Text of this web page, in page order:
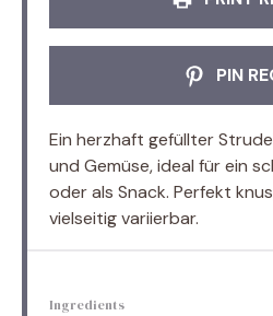
PIN
Ein herzhaft gefüllter
und Gemüse, ideal für ein
oder als Snack. Perfekt
vielseitig variierbar.
Ingredients